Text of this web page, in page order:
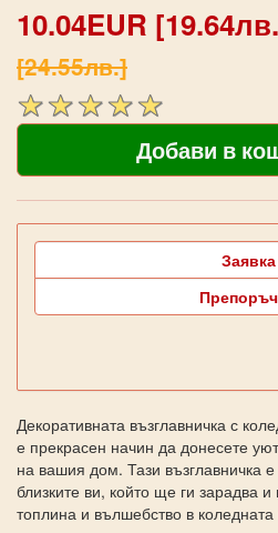
10.04EUR
[24.55лв.]
Заявка
Декоративната възглавничка с
е прекрасен начин да донесете
на вашия дом. Тази възглавничка
близките ви, който ще ги зарадва
топлина и вълшебство в коледната